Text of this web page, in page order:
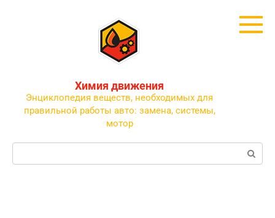
Химия движения
Энциклопедия веществ, необходимых для
правильной работы авто: замена, системы,
мотор
Поиск: